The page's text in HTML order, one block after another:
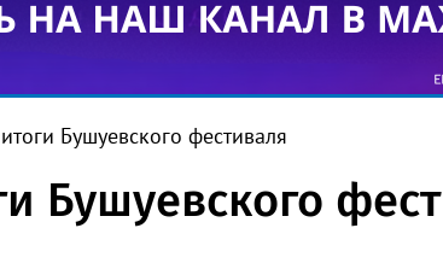
Бушуевского фестиваля
Бушуевского